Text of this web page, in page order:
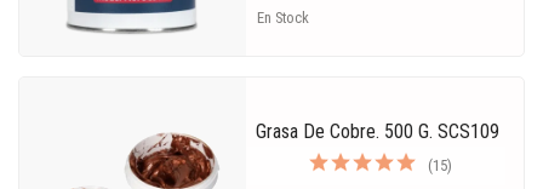
En Stock
Grasa De Cobre. 500 G. SCS109
(15)